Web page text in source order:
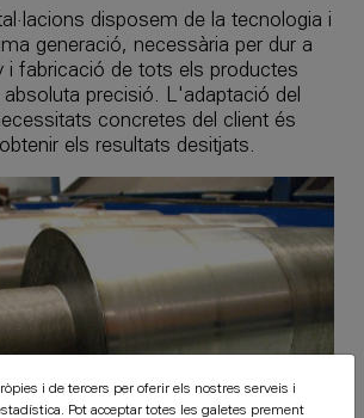
disposem de la tecnologia i
generació, necessària per dur a
i fabricació de tots els productes
precisió. L'adaptació del
concretes del client és
els resultats desitjats.
i de tercers per oferir els nostres serveis i
Pot acceptar totes les galetes prement